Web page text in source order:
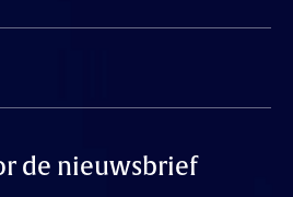
de nieuwsbrief